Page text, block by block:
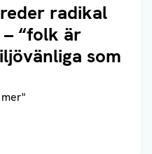
radikal
“folk är
som